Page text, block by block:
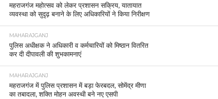
महराजगंज महोत्सव को लेकर प्रशासन सक्रिय, यातायात
व्यवस्था को सुदृढ़ बनाने के लिए अधिकारियों ने किया निरीक्षण
MAHARAJGANJ
पुलिस अधीक्षक ने अधिकारी व कर्मचारियों को मिष्ठान वितरित
कर दी दीपावली की शुभकामनाएं
MAHARAJGANJ
महराजगंज में पुलिस प्रशासन में बड़ा फेरबदल, सोमेंद्र मीणा
का तबादला, शक्ति मोहन अवस्थी बने नए एसपी